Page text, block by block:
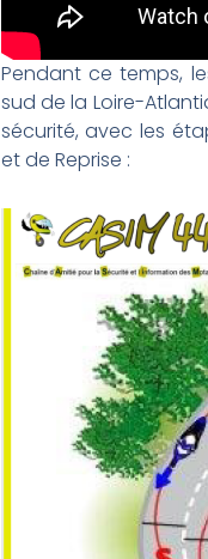
Pendant ce temps,
sud de la Loire-
sécurité, avec les
et de Reprise :